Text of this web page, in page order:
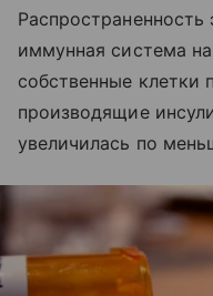
Распространенность
иммунная система
собственные клетки
производящие
увеличилась по